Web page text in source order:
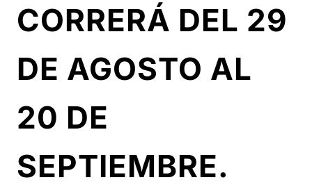
CORRERÁ DEL 29
DE AGOSTO AL
20 DE
SEPTIEMBRE.